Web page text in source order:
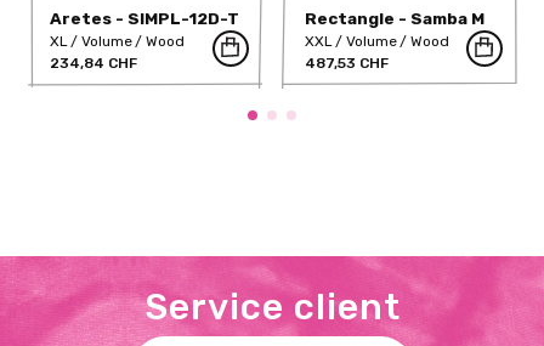
Aretes - SIMPL-12D-T
XL Volume
Wood
234,84 CHF
Rectangle - Samba M
XXL Volume
Wood
487,53 CHF
Service client